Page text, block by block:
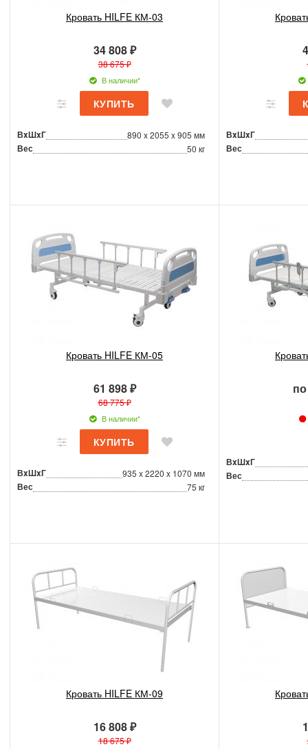
Кровать HILFE КМ-03
34 808 ₽
38 675 ₽
В наличии*
ВxШxГ 890 x 2055 x 905 мм
Вес 50 кг
ВxШxГ
Вес
Кровать HILFE КМ-05
61 898 ₽
68 775 ₽
В наличии*
ВxШxГ 935 x 2220 x 1070 мм
Вес 75 кг
ВxШxГ
Вес
Кровать HILFE КМ-09
16 808 ₽
18 675 ₽